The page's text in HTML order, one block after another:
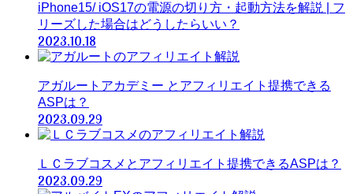
iPhone15/ iOS17の電源の切り方・起動方法を解説 | フ
リーズした場合はどうしたらいい？
2023.10.18
アガルートアカデミー とアフィリエイト提携できる
ASPは？
2023.09.29
ＬＣラブコスメとアフィリエイト提携できるASPは？
2023.09.29